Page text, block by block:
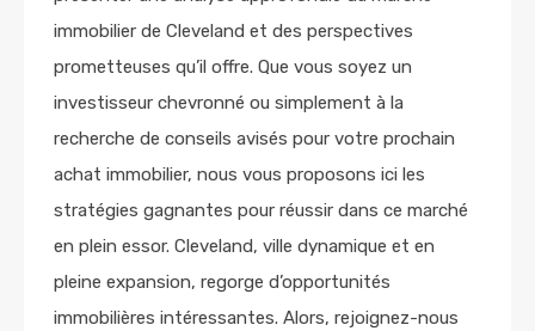
immobilier de Cleveland et des perspectives
prometteuses qu’il offre. Que vous soyez un
investisseur chevronné ou simplement à la
recherche de conseils avisés pour votre prochain
achat immobilier, nous vous proposons ici les
stratégies gagnantes pour réussir dans ce marché
en plein essor. Cleveland, ville dynamique et en
pleine expansion, regorge d’opportunités
immobilières intéressantes. Alors, rejoignez-nous